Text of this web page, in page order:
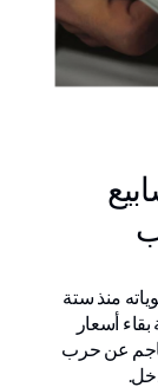
قرب قمة 6 أسابيع
منذ ستة
بقاء أسعار
عن حرب